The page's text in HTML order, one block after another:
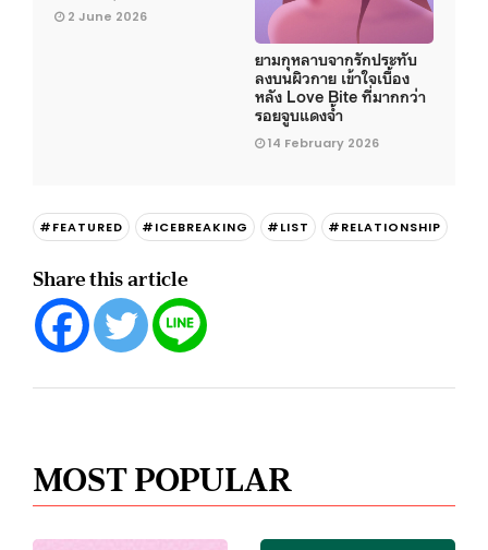
2 June 2026
ยามกุหลาบจากรักประทับ
ลงบนผิวกาย เข้าใจเบื้อง
หลัง Love Bite ที่มากกว่า
รอยจูบแดงจ้ำ
14 February 2026
#FEATURED #ICEBREAKING #LIST #RELATIONSHIP
Share this article
MOST POPULAR